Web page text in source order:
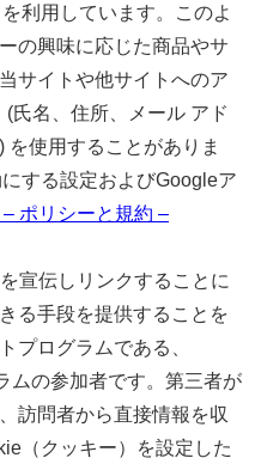
利用しています。このよ
の興味に応じた商品やサ
サイトや他サイトへのア
氏名、住所、メール アド
を使用することがありま
する設定およびGoogleア
– ポリシーと規約 –
宣伝しリンクすることに
る手段を提供することを
プログラムである、
ムの参加者です。第三者が
訪問者から直接情報を収
（クッキー）を設定した